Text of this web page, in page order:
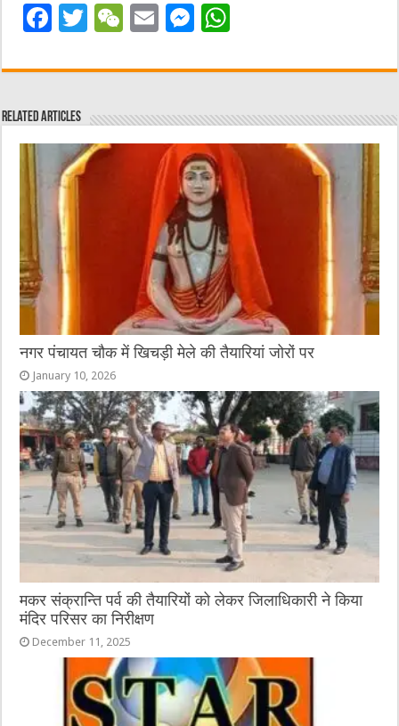
F
c
e
b
o
o
k
T
it
r
W
C
at
E
ai
M
ss
n
g
er
at
A
p
p
Related Articles
नगर पंचायत चौक में खिचड़ी मेले की तैयारियां जोरों पर
January 10, 2026
मकर संक्रान्ति पर्व की तैयारियों को लेकर जिलाधिकारी ने किया
मंदिर परिसर का निरीक्षण
December 11, 2025